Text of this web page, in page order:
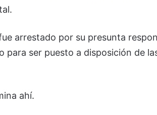
arrestado por su presunta
para ser puesto a disposición de
ahí.